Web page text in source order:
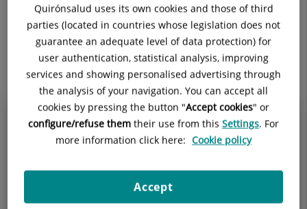
Contenidos de salud
Conoce tu salud desde todas las perspectivas
Quirónsalud uses its own cookies and those of third
parties (located in countries whose legislation does not
guarantee an adequate level of data protection) for
user authentication, statistical analysis, improving
services and showing personalised advertising through
the analysis of your navigation. You can accept all
cookies by pressing the button "Accept cookies" or
configure/refuse them their use from this Settings. For
more information click here: Cookie policy
Accept